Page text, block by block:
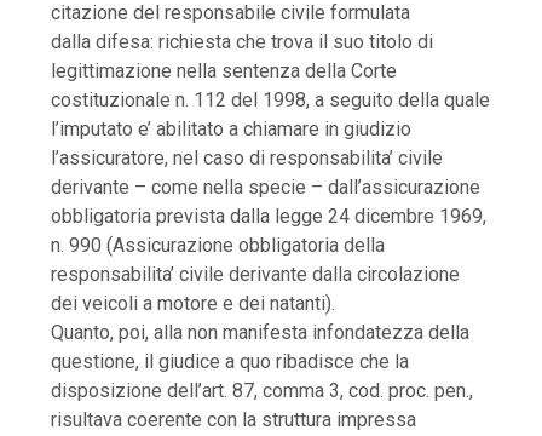
citazione del responsabile civile formulata
dalla difesa: richiesta che trova il suo titolo di
legittimazione nella sentenza della Corte
costituzionale n. 112 del 1998, a seguito della quale
l’imputato e’ abilitato a chiamare in giudizio
l’assicuratore, nel caso di responsabilita’ civile
derivante – come nella specie – dall’assicurazione
obbligatoria prevista dalla legge 24 dicembre 1969,
n. 990 (Assicurazione obbligatoria della
responsabilita’ civile derivante dalla circolazione
dei veicoli a motore e dei natanti).
Quanto, poi, alla non manifesta infondatezza della
questione, il giudice a quo ribadisce che la
disposizione dell’art. 87, comma 3, cod. proc. pen.,
risultava coerente con la struttura impressa